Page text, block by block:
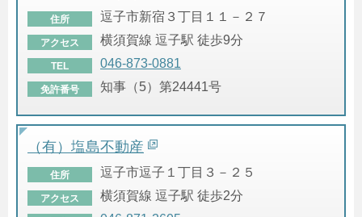
住所 逗子市新宿３丁目１１－２７
アクセス 横須賀線 逗子駅 徒歩9分
TEL 046-873-0881
免許番号 知事（5）第24441号
（有）塩島不動産
住所 逗子市逗子１丁目３－２５
アクセス 横須賀線 逗子駅 徒歩2分